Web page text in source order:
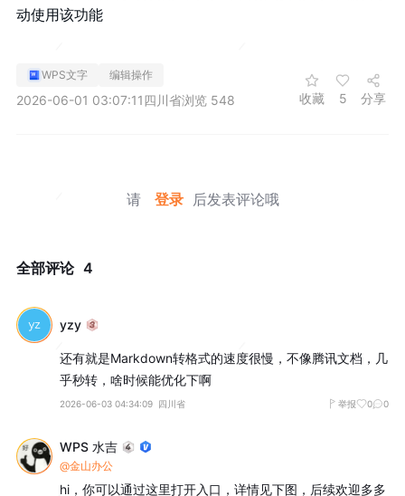
动使用该功能
WPS文字 编辑操作
2026-06-01 03:07:11四川省浏览 548 收藏 5 分享
请 登录 后发表评论哦
全部评论 4
yzy
还有就是Markdown转格式的速度很慢，不像腾讯文档，几
乎秒转，啥时候能优化下啊
2026-06-03 04:34:09 四川省 举报 0 0
WPS 水吉
@金山办公
hi，你可以通过这里打开入口，详情见下图，后续欢迎多多